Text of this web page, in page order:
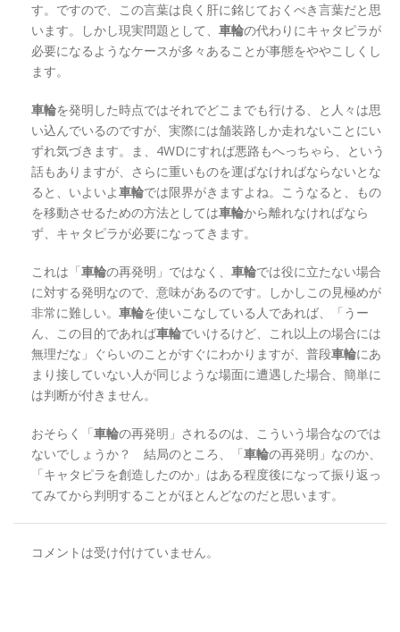
す。ですので、この言葉は良く肝に銘じておくべき言葉だと思
います。しかし現実問題として、 車輪の代わりにキャタピラが
必要になるようなケースが多々あることが事態をややこしくし
ます。
車輪を発明した時点ではそれでどこまでも行ける、と人々は思
い込んでいるのですが、実際には舗装路しか走れないことにい
ずれ気づきます。ま、4WDにすれば悪路もへっちゃら、という
話もありますが、さらに重いものを運ばなければならないとな
ると、いよいよ車輪では限界がきますよね。こうなると、もの
を移動させるための方法としては車輪から離れなければなら
ず、キャタピラが必要になってきます。
これは「車輪の再発明」ではなく、 車輪では役に立たない場合
に対する発明なので、意味があるのです。しかしこの見極めが
非常に難しい。 車輪を使いこなしている人であれば、「うー
ん、この目的であれば車輪でいけるけど、これ以上の場合には
無理だな」ぐらいのことがすぐにわかりますが、普段車輪にあ
まり接していない人が同じような場面に遭遇した場合、簡単に
は判断が付きません。
おそらく「車輪の再発明」されるのは、こういう場合なのでは
ないでしょうか？ 結局のところ、「車輪の再発明」なのか、
「キャタピラを創造したのか」はある程度後になって振り返っ
てみてから判明することがほとんどなのだと思います。
コメントは受け付けていません。